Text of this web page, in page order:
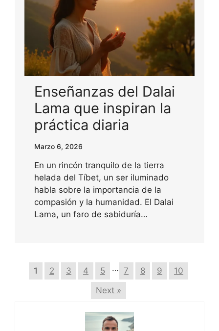
Enseñanzas del Dalai
Lama que inspiran la
práctica diaria
Marzo 6, 2026
En un rincón tranquilo de la tierra
helada del Tíbet, un ser iluminado
habla sobre la importancia de la
compasión y la humanidad. El Dalai
Lama, un faro de sabiduría…
1 2 3 4 5 … 7 8 9
10
Next »